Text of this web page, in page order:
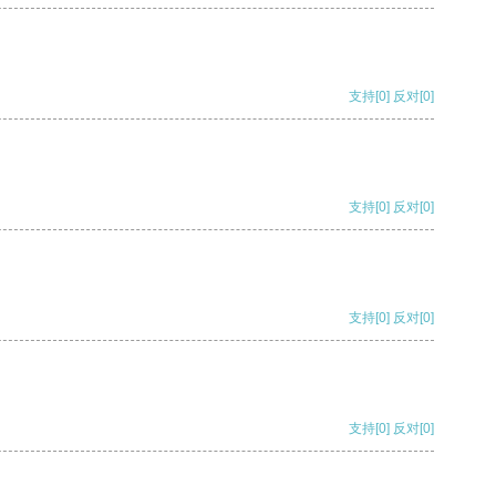
支持[0] 反对[0]
支持[0] 反对[0]
支持[0] 反对[0]
支持[0] 反对[0]